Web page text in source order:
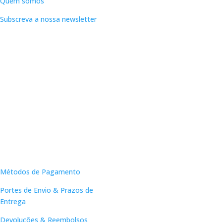
Subscreva a nossa newsletter
Métodos de Pagamento
Portes de Envio & Prazos de
Entrega
Devoluções & Reembolsos